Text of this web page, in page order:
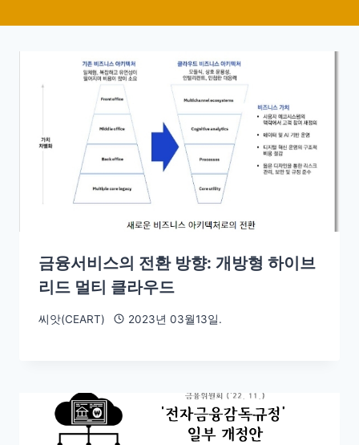
금융서비스의 전환 방향: 개방형 하이브
리드 멀티 클라우드
씨앗(CEART) 2023년 03월13일.